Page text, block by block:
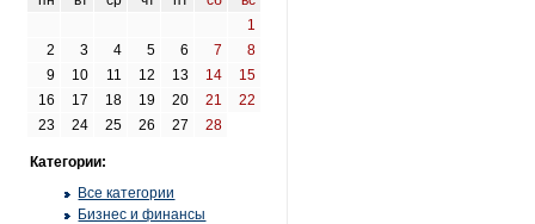
1
2
3 4 5 6 7
8
9
10 11 12 13 14
15
16
17 18 19 20 21
22
23
24 25 26 27 28
Категории:
Все категории
Бизнес и финансы